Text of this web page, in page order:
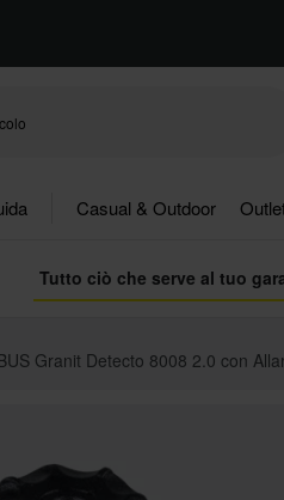
Casual & Outdoor
Tutto ciò che serve al tuo
Granit Detecto 8008 2.0 con